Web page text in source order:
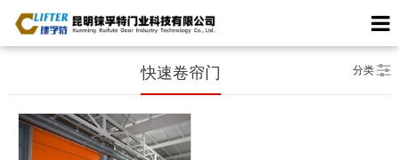
分类
快速卷帘门